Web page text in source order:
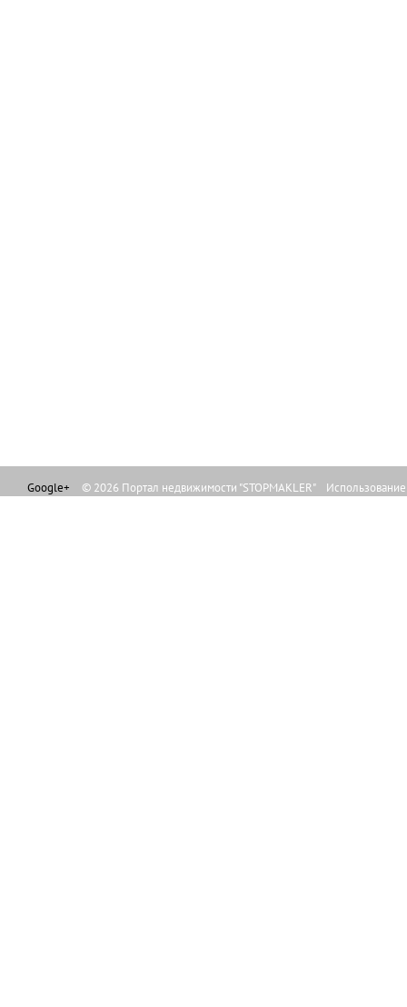
Google+ © 2026 Портал недвижимости "STOPMAKLER"